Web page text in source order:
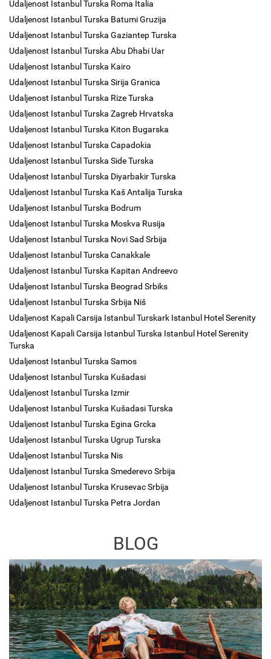
Udaljenost Istanbul Turska Roma Italia
Udaljenost Istanbul Turska Batumi Gruzija
Udaljenost Istanbul Turska Gaziantep Turska
Udaljenost Istanbul Turska Abu Dhabi Uar
Udaljenost Istanbul Turska Kairo
Udaljenost Istanbul Turska Sirija Granica
Udaljenost Istanbul Turska Rize Turska
Udaljenost Istanbul Turska Zagreb Hrvatska
Udaljenost Istanbul Turska Kiton Bugarska
Udaljenost Istanbul Turska Capadokia
Udaljenost Istanbul Turska Side Turska
Udaljenost Istanbul Turska Diyarbakir Turska
Udaljenost Istanbul Turska Kaš Antalija Turska
Udaljenost Istanbul Turska Bodrum
Udaljenost Istanbul Turska Moskva Rusija
Udaljenost Istanbul Turska Novi Sad Srbija
Udaljenost Istanbul Turska Canakkale
Udaljenost Istanbul Turska Kapitan Andreevo
Udaljenost Istanbul Turska Beograd Srbiks
Udaljenost Istanbul Turska Srbija Niš
Udaljenost Kapali Carsija Istanbul Turskark Istanbul Hotel Serenity
Udaljenost Kapali Carsija Istanbul Turska Istanbul Hotel Serenity
Turska
Udaljenost Istanbul Turska Samos
Udaljenost Istanbul Turska Kušadasi
Udaljenost Istanbul Turska Izmir
Udaljenost Istanbul Turska Kušadasi Turska
Udaljenost Istanbul Turska Egina Grcka
Udaljenost Istanbul Turska Ugrup Turska
Udaljenost Istanbul Turska Nis
Udaljenost Istanbul Turska Smederevo Srbija
Udaljenost Istanbul Turska Krusevac Srbija
Udaljenost Istanbul Turska Petra Jordan
BLOG